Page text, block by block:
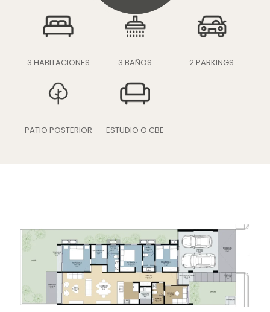
3 HABITACIONES 3 BAÑOS 2 PARKINGS
PATIO POSTERIOR ESTUDIO O CBE